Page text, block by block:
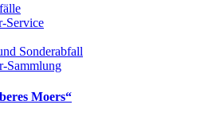
Service
Sonderabfall
Sammlung
Moers“